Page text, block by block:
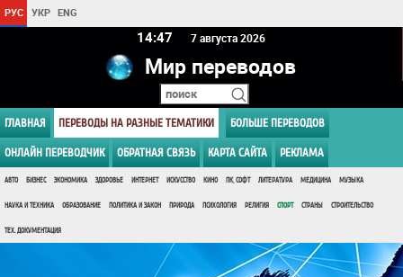
РУС УКР ENG
14 47 7 августа 2026
Мир переводов
ГЛАВНАЯ ПЕРЕВОДЫ НА РАЗНЫЕ ТЕМАТИКИ БОЛЬШЕ ПЕРЕВОДОВ
ОНЛАЙН ПЕРЕВОДЧИК ОБРАТНАЯ СВЯЗЬ КАРТА САЙТА РЕКЛАМА
АВТО БИЗНЕС ЭКОНОМИКА ЗДОРОВЬЕ ИНТЕРНЕТ ИСКУССТВО КИНО ПК, СОФТ ЛИТЕРАТУРА МЕДИЦИНА МУЗЫКА
НАУКА И ТЕХНИКА ОБРАЗОВАНИЕ ПОЛИТИКА И ЗАКОН ПРИРОДА ПСИХОЛОГИЯ РЕЛИГИЯ СПОРТ СТРАНЫ СТРОИТЕЛЬСТВО
ТЕХ. ДОКУМЕНТАЦИЯ